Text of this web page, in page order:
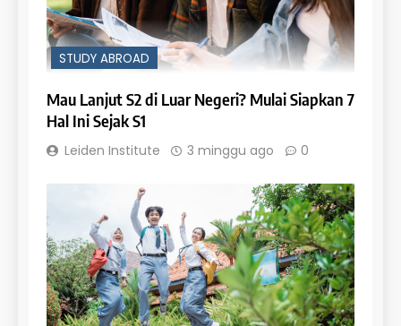
STUDY ABROAD
Mau Lanjut S2 di Luar Negeri? Mulai Siapkan 7
Hal Ini Sejak S1
Leiden Institute 3 minggu ago 0